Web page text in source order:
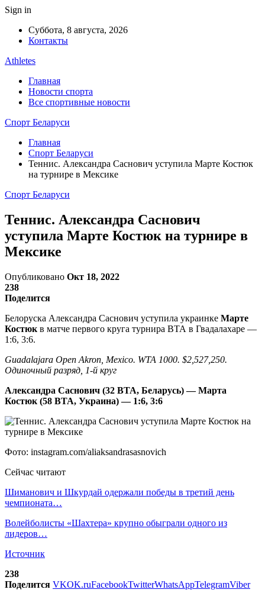
Sign in
Суббота, 8 августа, 2026
Контакты
Athletes
Главная
Новости спорта
Все спортивные новости
Спорт Беларуси
Главная
Спорт Беларуси
Теннис. Александра Саснович уступила Марте Костюк
на турнире в Мексике
Спорт Беларуси
Теннис. Александра Саснович
уступила Марте Костюк на турнире в
Мексике
Опубликовано Окт 18, 2022
238
Поделится
Белоруска Александра Саснович уступила украинке Марте
Костюк в матче первого круга турнира ВТА в Гвадалахаре —
1:6, 3:6.
Guadalajara Open Akron, Mexico. WTA 1000. $2,527,250.
Одиночный разряд, 1-й круг
Александра Саснович (32 ВTA, Беларусь) — Марта
Костюк (58 ВTA, Украина) — 1:6, 3:6
Фото: instagram.com/aliaksandrasasnovich
Сейчас читают
Шиманович и Шкурдай одержали победы в третий день
чемпионата…
Волейболисты «Шахтера» крупно обыграли одного из
лидеров…
Источник
238
Поделится VKOK.ruFacebookTwitterWhatsAppTelegramViber